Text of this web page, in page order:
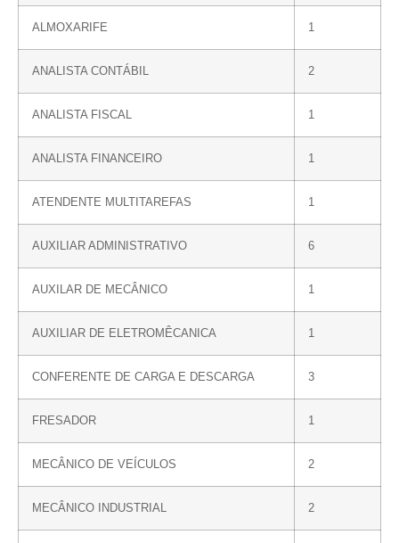
ALMOXARIFE 1
ANALISTA CONTÁBIL 2
ANALISTA FISCAL 1
ANALISTA FINANCEIRO 1
ATENDENTE MULTITAREFAS 1
AUXILIAR ADMINISTRATIVO 6
AUXILAR DE MECÂNICO 1
AUXILIAR DE ELETROMÊCANICA 1
CONFERENTE DE CARGA E DESCARGA 3
FRESADOR 1
MECÂNICO DE VEÍCULOS 2
MECÂNICO INDUSTRIAL 2